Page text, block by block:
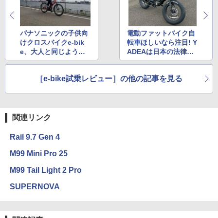
パナソニックの子供向
けクロスバイクe-bik
e、大人と同じような
爽快感で走れそう!
電動ファットバイク自
転車ほしいなら注目! Y
ADEAは日本の法律も
サポートも安心
［e-bike試乗レビュー］の他の記事を見る
関連リンク
Rail 9.7 Gen 4
M99 Mini Pro 25
M99 Tail Light 2 Pro
SUPERNOVA